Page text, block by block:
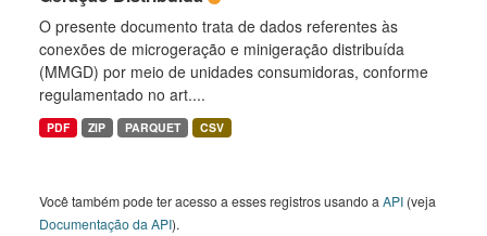
O presente documento trata de dados referentes às
conexões de microgeração e minigeração distribuída
(MMGD) por meio de unidades consumidoras, conforme
regulamentado no art....
PDF ZIP PARQUET CSV
Você também pode ter acesso a esses registros usando a API (veja
Documentação da API).